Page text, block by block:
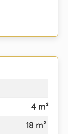
4 m²
18 m²